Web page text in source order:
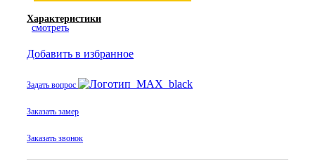
Характеристики
смотреть
Добавить в избранное
Задать вопрос
Заказать замер
Заказать звонок